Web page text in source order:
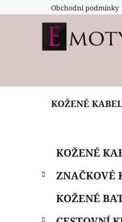
na
Obchodní podmínky
KOŽENÉ
s
Přeskočit
kategorie
e
KOŽENÉ
ZNAČKOVÉ
KOŽENÉ